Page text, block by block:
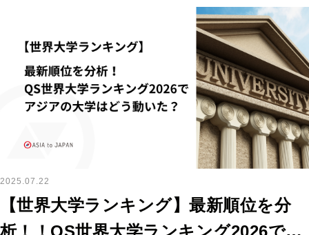
2025.07.22
【世界大学ランキング】最新順位を分
析！！QS世界大学ランキング2026でア